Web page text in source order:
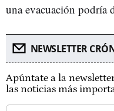
una evacuación podría
NEWSLETTER
Apúntate a la
las noticias más